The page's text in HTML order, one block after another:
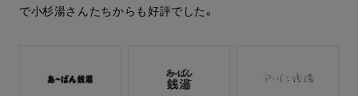
で小杉湯さんたちからも好評でした。